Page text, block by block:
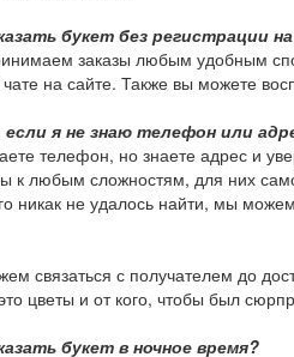
букет без регистрации
заказы любым удобным
на сайте. Также вы можете
я не знаю телефон или
телефон, но знаете адрес и
к любым сложностям, для них
никак не удалось найти, мы
связаться с получателем до
цветы и от кого, чтобы был
букет в ночное время?